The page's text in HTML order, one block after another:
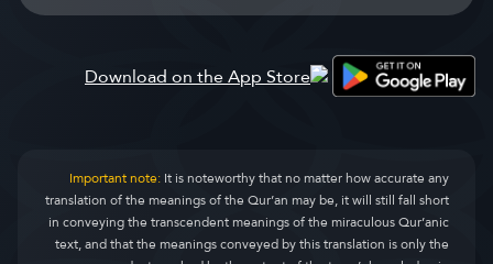
Important note:It is noteworthy that no matter how accurate any
translation of the meanings of the Qur’an may be, it will still fall short
in conveying the transcendent meanings of the miraculous Qur’anic
text, and that the meanings conveyed by this translation is only the